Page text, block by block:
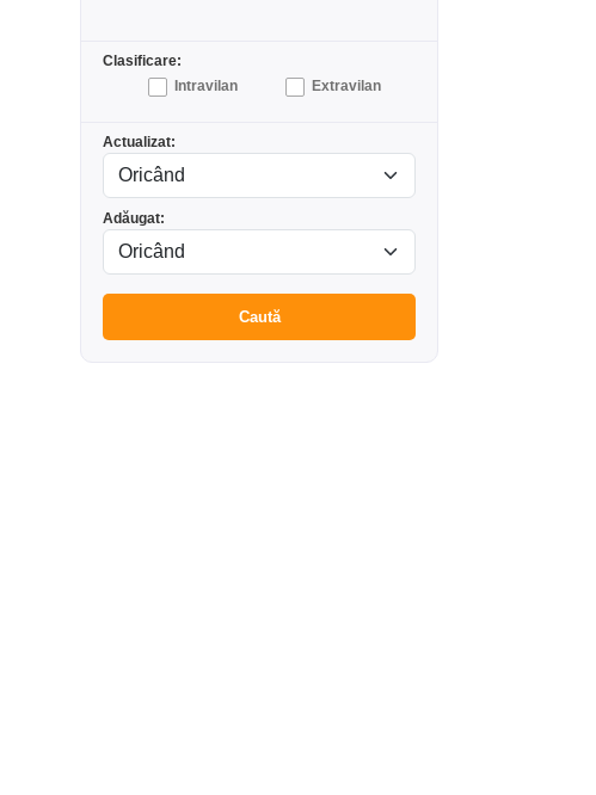
Clasificare:
Intravilan
Extravilan
Actualizat:
Adăugat:
Caută